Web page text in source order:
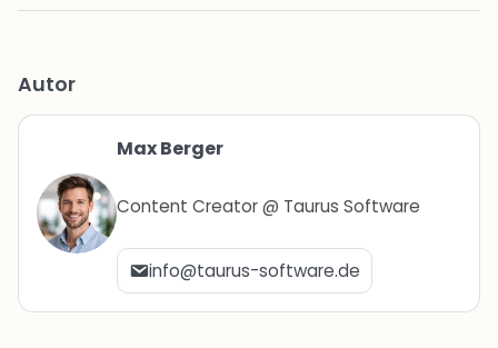
Autor
Max Berger
Content Creator @ Taurus Software
info@taurus-software.de